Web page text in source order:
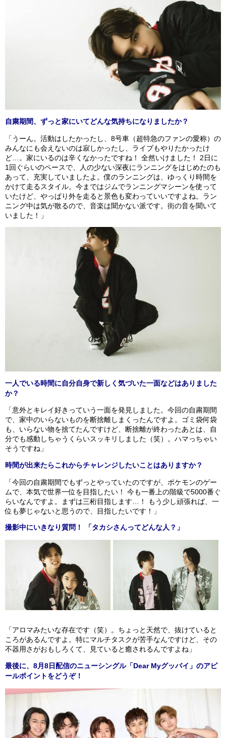
自粛期間、ずっと家にいてどんな気持ちになりましたか？
「うーん。活動はしたかったし、8号車（超特急のファンの愛称）の
みんなにも会えないのは寂しかったし、ライブもやりたかったけ
ど…。家にいるのは辛くなかったですね！ 全然いけました！ 2日に
1回ぐらいのペースで、人の少ない深夜にランニングをはじめたのも
あって、充実していましたよ。僕のランニングは、ゆっくり時間を
かけて走るスタイル。今まではジムでランニングマシーンを使って
いたけど、やっぱり外を走ると景色も変わっていいですよね。ラン
ニング中は気が散るので、音楽は聞かない派です。街の音を聞いて
いました！」
一人でいる時間に自分自身で新しく気づいた一面などはありました
か？
「意外とキレイ好きっていう一面を発見しました。今回の自粛期間
で、家中のいらないものを断捨離しまくったんですよ。ゴミ袋何袋
も、いらない物を捨てたんですけど、断捨離が終わったあとは、自
分でも感動しちゃうくらいスッキリしました（笑）。ハマっちゃい
そうですね」
時間が出来たらこれからチャレンジしたいことはありますか？
「今回の自粛期間でもずっとやっていたのですが、ポケモンのゲー
ムで、本気で世界一位を目指したい！ 今も一番上の階級で5000番ぐ
らいなんですよ。まずは三桁目指します…！ もう少し頑張れば、一
位も夢じゃないと思うので、目指したいです！」
撮影中にいきなり質問！ 「タカシさんってどんな人？」
「アロマみたいな存在です（笑）。ちょっと天然で、抜けていると
ころがあるんですよ。特にマルチタスクが苦手なんですけど、その
不器用さがおもしろくて、見ていると癒されるんですよね」
最後に、8月8日配信のニューシングル「Dear Myグッバイ」のアピ
ールポイントをどうぞ！